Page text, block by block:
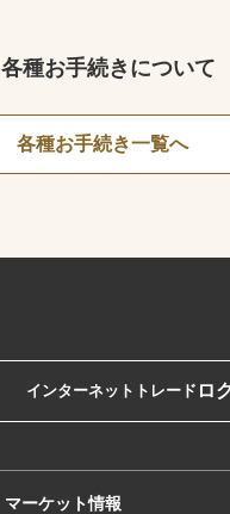
各種お手続きについて
各種お手続き一覧へ
インターネットトレード ロ
マーケット情報